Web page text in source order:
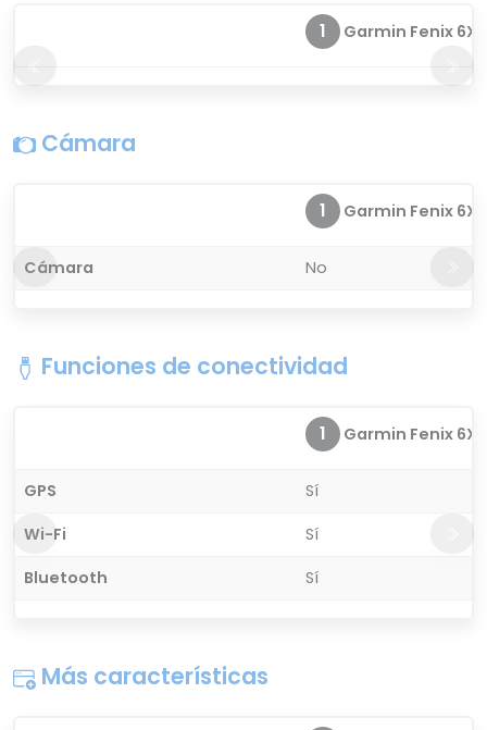
1 Garmin Fenix 6X
Cámara
1 Garmin Fenix 6X
Cámara No
Funciones de conectividad
1 Garmin Fenix 6X
GPS
Sí
Wi-Fi
Sí
Bluetooth
Sí
Más características